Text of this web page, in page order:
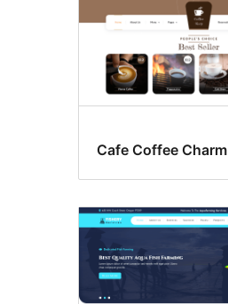
Cafe Coffee Charm